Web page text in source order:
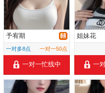
予宥期
一对多8点 一对一50点
一对一忙线中
姐妹花
一